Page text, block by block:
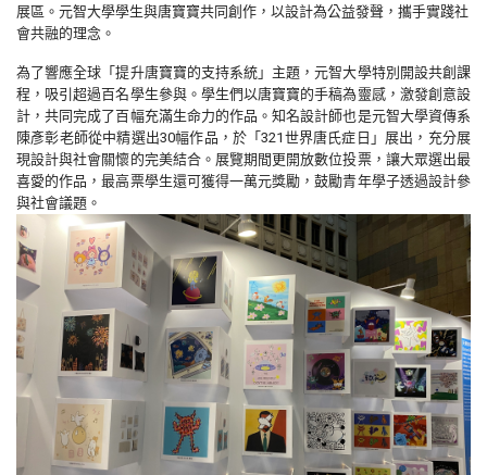
展區。元智大學學生與唐寶寶共同創作，以設計為公益發聲，攜手實踐社
會共融的理念。
為了響應全球「提升唐寶寶的支持系統」主題，元智大學特別開設共創課
程，吸引超過百名學生參與。學生們以唐寶寶的手稿為靈感，激發創意設
計，共同完成了百幅充滿生命力的作品。知名設計師也是元智大學資傳系
陳彥彰老師從中精選出30幅作品，於「321 世界唐氏症日」展出，充分展
現設計與社會關懷的完美結合。展覽期間更開放數位投票，讓大眾選出最
喜愛的作品，最高票學生還可獲得一萬元獎勵，鼓勵青年學子透過設計參
與社會議題。